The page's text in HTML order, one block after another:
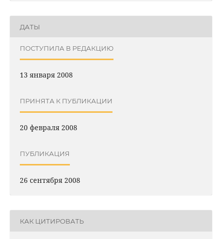
ДАТЫ
ПОСТУПИЛА В РЕДАКЦИЮ
13 января 2008
ПРИНЯТА К ПУБЛИКАЦИИ
20 февраля 2008
ПУБЛИКАЦИЯ
26 сентября 2008
КАК ЦИТИРОВАТЬ